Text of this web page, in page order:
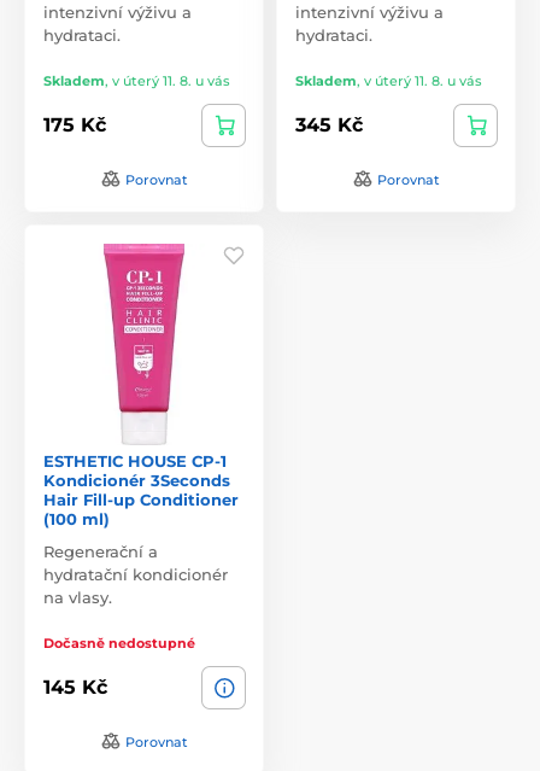
intenzivní výživu a
hydrataci.
Skladem, v úterý 11. 8. u vás
175 Kč
Porovnat
intenzivní výživu a
hydrataci.
Skladem, v úterý 11. 8. u vás
345 Kč
Porovnat
ESTHETIC HOUSE CP-1
Kondicionér 3Seconds
Hair Fill-up Conditioner
(100 ml)
Regenerační a
hydratační kondicionér
na vlasy.
Dočasně nedostupné
145 Kč
Porovnat